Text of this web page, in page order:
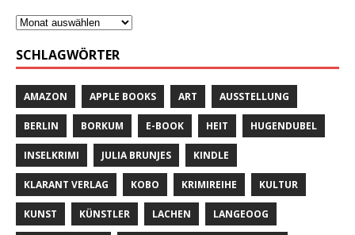
SCHLAGWÖRTER
AMAZON APPLE BOOKS ART AUSSTELLUNG
BERLIN BORKUM E-BOOK HEIT HUGENDUBEL
INSELKRIMI JULIA BRUNJES KINDLE
KLARANT VERLAG KOBO KRIMIREIHE KULTUR
KUNST KÜNSTLER LACHEN LANGEOOG